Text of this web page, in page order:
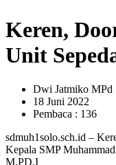
Keren,
Unit
Dwi Jatmiko MPd
18 Juni 2022
Pembaca : 136
sdmuh1solo.sch.id –
Kepala SMP
M.PD.I